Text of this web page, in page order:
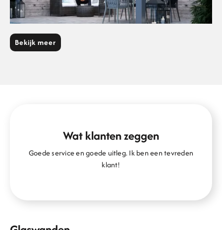
Bekijk meer
Wat klanten zeggen
Goede service en goede uitleg. Ik ben een tevreden
klant!